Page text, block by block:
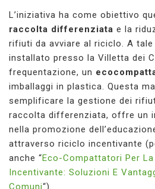
L’iniziativa ha come obiettivo
raccolta differenziata e la
rifiuti da avviare al riciclo. A
installato presso la Villetta dei
frequentazione, un
imballaggi in plastica. Questa
semplificare la gestione dei
raccolta differenziata, offre un
nella promozione
attraverso riciclo incentivante
anche “Eco-Compattatori Per
Incentivante: Soluzioni E
Comuni“).